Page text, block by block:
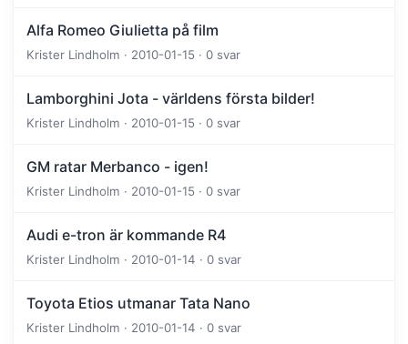
Alfa Romeo Giulietta på film
Krister Lindholm · 2010-01-15 · 0 svar
Lamborghini Jota - världens första bilder!
Krister Lindholm · 2010-01-15 · 0 svar
GM ratar Merbanco - igen!
Krister Lindholm · 2010-01-15 · 0 svar
Audi e-tron är kommande R4
Krister Lindholm · 2010-01-14 · 0 svar
Toyota Etios utmanar Tata Nano
Krister Lindholm · 2010-01-14 · 0 svar